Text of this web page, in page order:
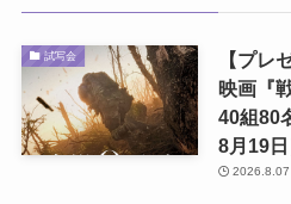
試写会
【プレ
映画『
40組80
8月19日
2026.8.07